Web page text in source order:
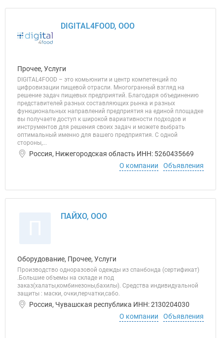
DIGITAL4FOOD, ООО
Прочее, Услуги
DIGITAL4FOOD – это комьюнити и центр компетенций по
цифровизации пищевой отрасли. Многогранный взгляд на
решение задач пищевых предприятий. Благодаря объединению
представителей разных составляющих рынка и разных
функциональных направлений предприятия на единой площадке
вы получаете доступ к широкой вариативности подходов и
инструментов для решения своих задач и можете выбрать
оптимальный именно для вашего предприятия. С одной
стороны,...
Россия, Нижегородская область ИНН: 5260435669
О компании
Объявления
ПАЙХО, ООО
Оборудование, Прочее, Услуги
Производство одноразовой одежды из спанбонда (сертификат)
.Большие объемы на складе и под
заказ(халаты,комбинезоны,бахилы). Средства индивидуальной
защиты : маски, очки,перчатки,сабо.
Россия, Чувашская республика ИНН: 2130204030
О компании
Объявления